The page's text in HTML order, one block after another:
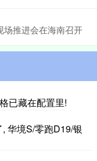
场推进会在海南召开
已藏在配置里!
华境S/零跑D19/银